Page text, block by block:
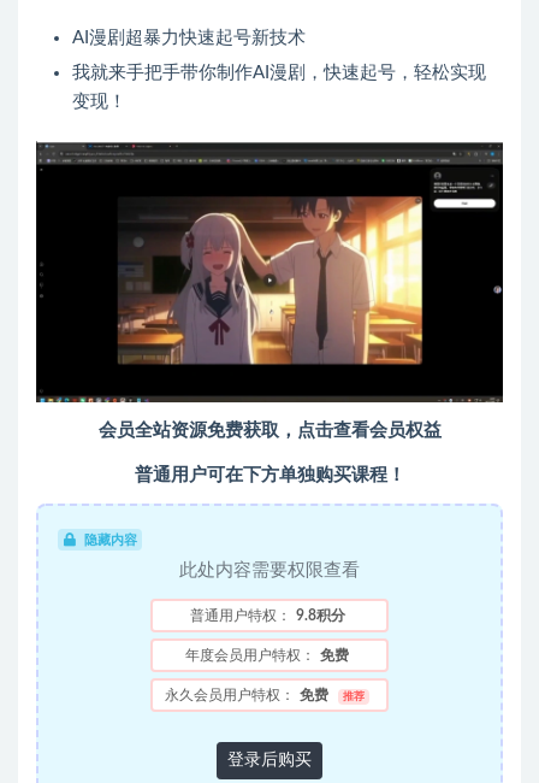
AI漫剧超暴力快速起号新技术
我就来手把手带你制作AI漫剧，快速起号，轻松实现
变现！
会员全站资源免费获取， 点击查看会员权益
普通用户可在下方单独购买课程！
隐藏内容
此处内容需要权限查看
普通用户特权： 9.8积分
年度会员用户特权： 免费
永久会员用户特权： 免费 推荐
登录后购买